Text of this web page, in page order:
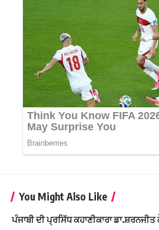
You Might Also Like
ਪੰਜਾਬੀ ਦੀ ਪ੍ਰਸਿੱਧ ਕਹਾਣੀਕਾਰਾ ਡਾ.ਸ਼ਰਨਜੀਤ